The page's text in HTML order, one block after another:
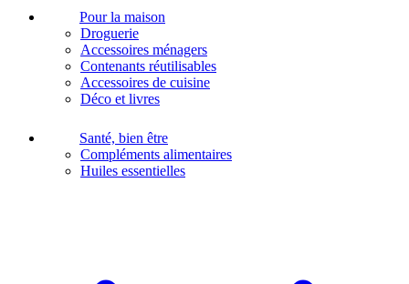
Pour la maison
Droguerie
Accessoires ménagers
Contenants réutilisables
Accessoires de cuisine
Déco et livres
Santé, bien être
Compléments alimentaires
Huiles essentielles